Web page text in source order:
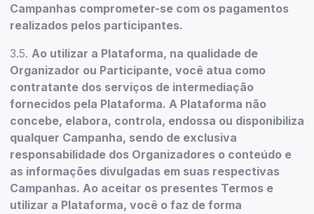
Campanhas comprometer-se com os pagamentos
realizados pelos participantes.
3.5. Ao utilizar a Plataforma, na qualidade de
Organizador ou Participante, você atua como
contratante dos serviços de intermediação
fornecidos pela Plataforma. A Plataforma não
concebe, elabora, controla, endossa ou disponibiliza
qualquer Campanha, sendo de exclusiva
responsabilidade dos Organizadores o conteúdo e
as informações divulgadas em suas respectivas
Campanhas. Ao aceitar os presentes Termos e
utilizar a Plataforma, você o faz de forma